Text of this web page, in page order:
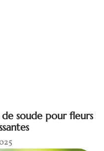
soude pour fleurs